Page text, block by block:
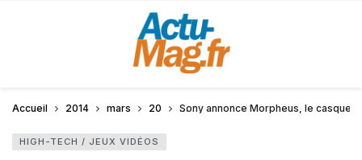
Accueil 2014 mars 20 Sony annonce Morpheus, le casque
HIGH-TECH / JEUX VIDÉOS